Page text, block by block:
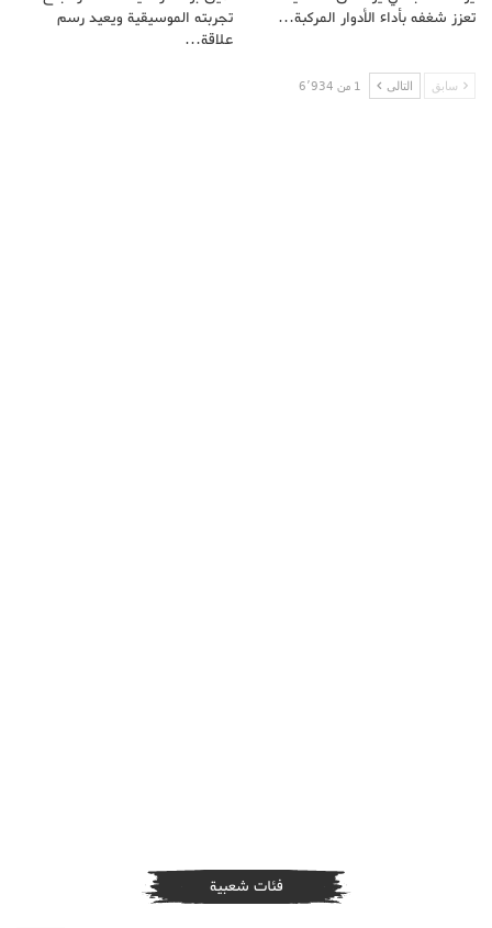
تعزز شغفه بأداء الأدوار المركبة…
تجربته الموسيقية ويعيد رسم
علاقة…
سابق التالى 1 من 6٬934
فئات شعبية